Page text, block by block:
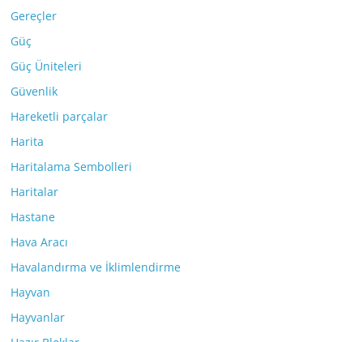
Gereçler
Güç
Güç Üniteleri
Güvenlik
Hareketli parçalar
Harita
Haritalama Sembolleri
Haritalar
Hastane
Hava Aracı
Havalandırma ve İklimlendirme
Hayvan
Hayvanlar